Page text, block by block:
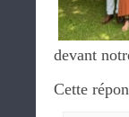
devant
Cette